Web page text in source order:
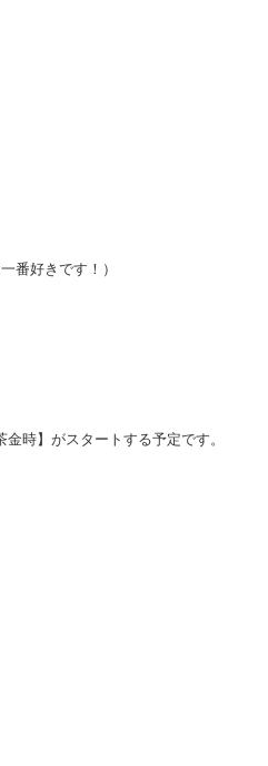
番好きです！）
時】がスタートする予定です。